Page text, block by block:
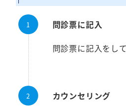
問診票に記入
問診票に記入をし
カウンセリング